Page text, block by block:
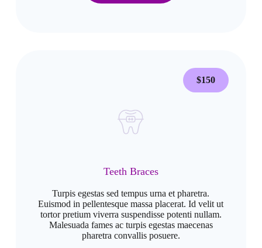
$150
Teeth Braces
Turpis egestas sed tempus urna et pharetra.
Euismod in pellentesque massa placerat. Id velit ut
tortor pretium viverra suspendisse potenti nullam.
Malesuada fames ac turpis egestas maecenas
pharetra convallis posuere.